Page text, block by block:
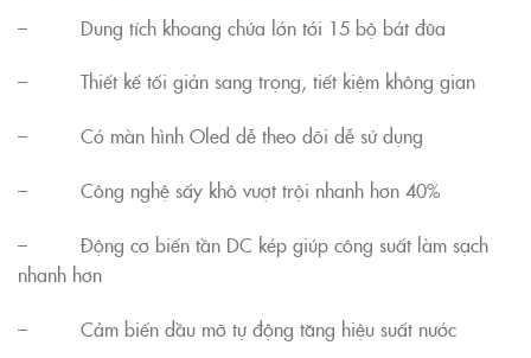
gốc
là:
15.990.000 ₫.
hiện
tại
là:
11.990.000
– Dung tích khoang chứa lớn tới 15 bộ bát đũa
– Thiết kế tối giản sang trọng, tiết kiệm không gian
– Có màn hình Oled dễ theo dõi dễ sử dụng
– Công nghệ sấy khô vượt trội nhanh hơn 40%
– Động cơ biến tần DC kép giúp công suất làm sạch
nhanh hơn
– Cảm biến dầu mỡ tự động tăng hiệu suất nước